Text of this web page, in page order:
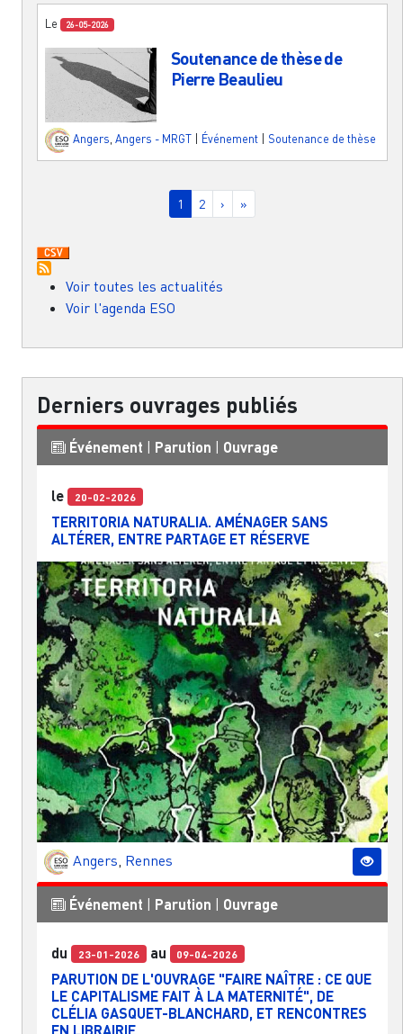
Le 26-05-2026
Soutenance de thèse de
Pierre Beaulieu
Angers Angers - MRGT Événement Soutenance de thèse
Page courante
1 Page
2 Page suivante
› Dernière page
»
Voir toutes les actualités
Voir l'agenda ESO
Derniers ouvrages publiés
Événement | Parution | Ouvrage
le 20-02-2026
TERRITORIA NATURALIA. AMÉNAGER SANS
ALTÉRER, ENTRE PARTAGE ET RÉSERVE
Angers, Rennes
Événement Parution Ouvrage
du 23-01-2026 au 09-04-2026
PARUTION DE L'OUVRAGE "FAIRE NAÎTRE : CE QUE
LE CAPITALISME FAIT À LA MATERNITÉ", DE
CLÉLIA GASQUET-BLANCHARD, ET RENCONTRES
EN LIBRAIRIE